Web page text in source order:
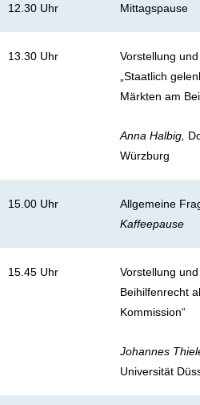
12.30 Uhr Mittagspause
13.30 Uhr
Vorstellung
„Staatlich
Märkten am
Anna Halbig,
Würzburg
15.00 Uhr
Allgemeine
Kaffeepause
15.45 Uhr
Vorstellung
Beihilfenrecht
Kommission“
Johannes
Universität